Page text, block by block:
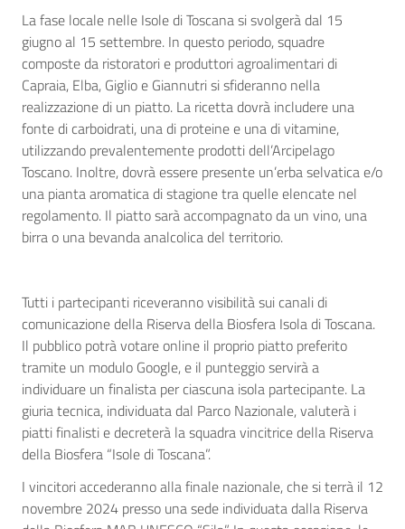
La fase locale nelle Isole di Toscana si svolgerà dal 15
giugno al 15 settembre. In questo periodo, squadre
composte da ristoratori e produttori agroalimentari di
Capraia, Elba, Giglio e Giannutri si sfideranno nella
realizzazione di un piatto. La ricetta dovrà includere una
fonte di carboidrati, una di proteine e una di vitamine,
utilizzando prevalentemente prodotti dell’Arcipelago
Toscano. Inoltre, dovrà essere presente un’erba selvatica e/o
una pianta aromatica di stagione tra quelle elencate nel
regolamento. Il piatto sarà accompagnato da un vino, una
birra o una bevanda analcolica del territorio.
Tutti i partecipanti riceveranno visibilità sui canali di
comunicazione della Riserva della Biosfera Isola di Toscana.
Il pubblico potrà votare online il proprio piatto preferito
tramite un modulo Google, e il punteggio servirà a
individuare un finalista per ciascuna isola partecipante. La
giuria tecnica, individuata dal Parco Nazionale, valuterà i
piatti finalisti e decreterà la squadra vincitrice della Riserva
della Biosfera “Isole di Toscana”.
I vincitori accederanno alla finale nazionale, che si terrà il 12
novembre 2024 presso una sede individuata dalla Riserva